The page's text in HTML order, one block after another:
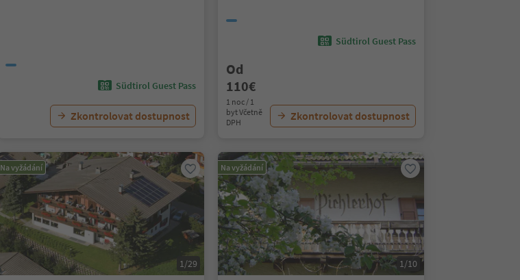
Südtirol Guest Pass
Zkontrolovat dostupnost
Südtirol Guest Pass
Od
110€
1 noc / 1
byt Včetně
DPH
Zkontrolovat dostupnost
Na vyžádání
1/29
Na vyžádání
1/10